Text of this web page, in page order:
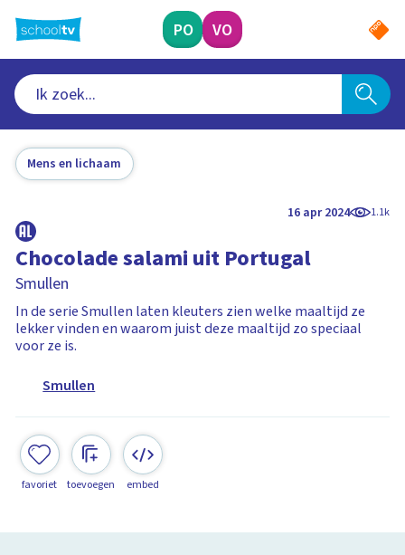
naar
hoofdinhoud
PO VO
Mens en lichaam
16 apr 2024 1.1k
Chocolade salami uit Portugal
Smullen
In de serie Smullen laten kleuters zien welke maaltijd ze
lekker vinden en waarom juist deze maaltijd zo speciaal
voor ze is.
Smullen
favoriet toevoegen embed